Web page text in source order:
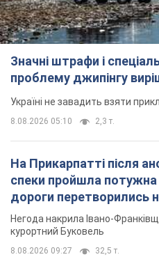
Значні штрафи і
проблему джипінгу
Україні не завадить взяти
8.08.2026 05:10 2,3 т.
На Прикарпатті після
спеки пройшла потужна
дороги перетворились
Відео
Негода накрила Івано-
курортний Буковель
8.08.2026 09:27 32,5 т.